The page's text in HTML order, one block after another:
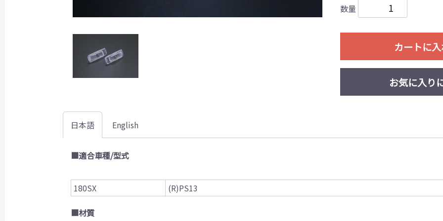
数量
カートに
お気に入り
日本語 English
■適合車種/型式
180SX (R)PS13
■材質